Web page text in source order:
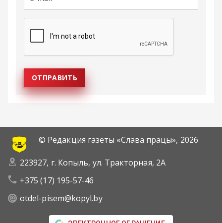
© Редакция газеты «Слава працы», 2026
223927, г. Копыль, ул. Тракторная, 2А
+375 (17) 195-57-46
otdel-pisem@kopyl.by